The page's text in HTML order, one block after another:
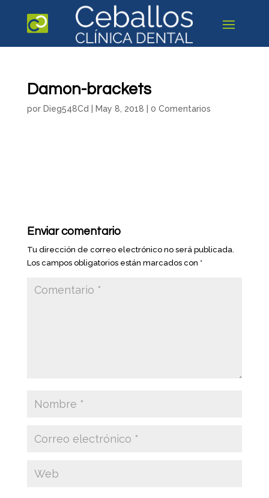
Damon-brackets
por Dieg548Cd May 8, 2018 0 Comentarios
Enviar comentario
Tu dirección de correo electrónico no será publicada.
Los campos obligatorios están marcados con *